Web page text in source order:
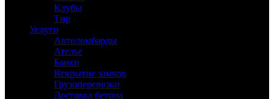
Клубы
Тир
Услуги
Автоломбарды
Ателье
Банки
Вскрытие замков
Грузоперевозки
Доставка бетона